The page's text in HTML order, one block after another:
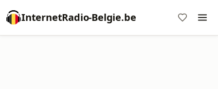
InternetRadio-Belgie.be